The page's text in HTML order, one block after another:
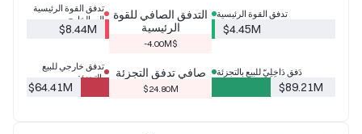
تدفق القوة الرئيسية
$4.45M
التدفق الصافي للقوة
الرئيسية
$‎-4.00M
تدفق القوة الرئيسية
إلى الخارج
$8.44M
دَفق دَاخِلِيّ للبيع بالتجزئة
$89.21M
صافي تدفق التجزئة
$24.80M
تدفق خارجي للبيع
بالتجزئة
$64.41M